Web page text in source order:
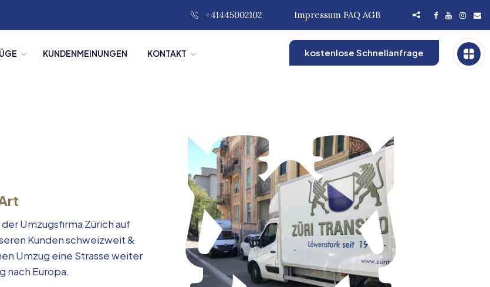
+41445002102 Impressum FAQ AGB
KUNDENMEINUNGEN KONTAKT kostenlose Schnellanfrage
Umzugsfirma Zürich auf
Kunden schweizweit &
Umzug eine Strasse weiter
nach Europa.